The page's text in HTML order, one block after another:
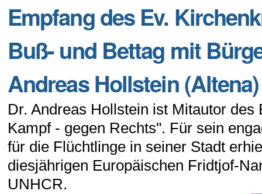
Empfang des Ev.
Buß- und Bettag mit
Andreas Hollstein (Altena)
Dr. Andreas Hollstein ist Mitautor des
Kampf - gegen Rechts". Für sein
für die Flüchtlinge in seiner Stadt
diesjährigen Europäischen Fridtjof-
UNHCR.